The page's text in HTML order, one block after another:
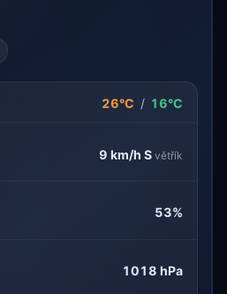
26°C / 16°C
9 km/h S větřík
53%
1018 hPa